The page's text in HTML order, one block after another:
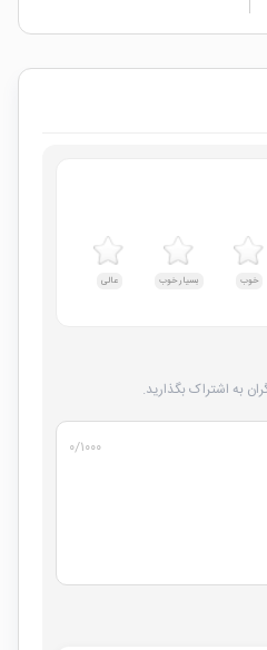
خوب بسیار خوب عالی
به اشتراک بگذارید.
۰/۱۰۰۰